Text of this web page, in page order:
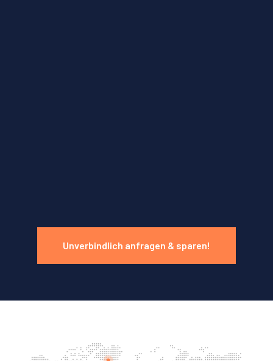
Unverbindlich anfragen & sparen!